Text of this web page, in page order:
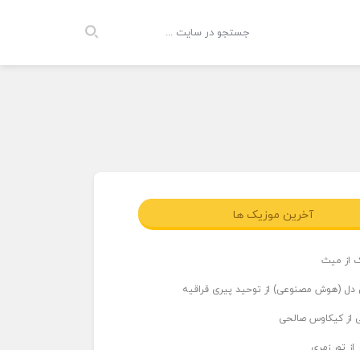
آخرین موزیک ها
از میث
دل (هوش مصنوعی) از توحید پیری قراقیه
از کیکاوس صالحی